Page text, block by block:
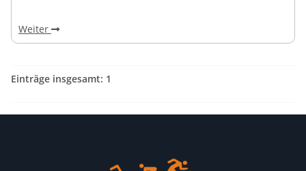
Weiter
Einträge insgesamt: 1